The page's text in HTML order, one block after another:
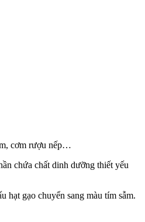
cơm rượu nếp…
chứa chất dinh dưỡng thiết yếu
hạt gạo chuyển sang màu tím sẫm.